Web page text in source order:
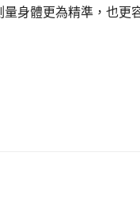
身體更為精準，也更